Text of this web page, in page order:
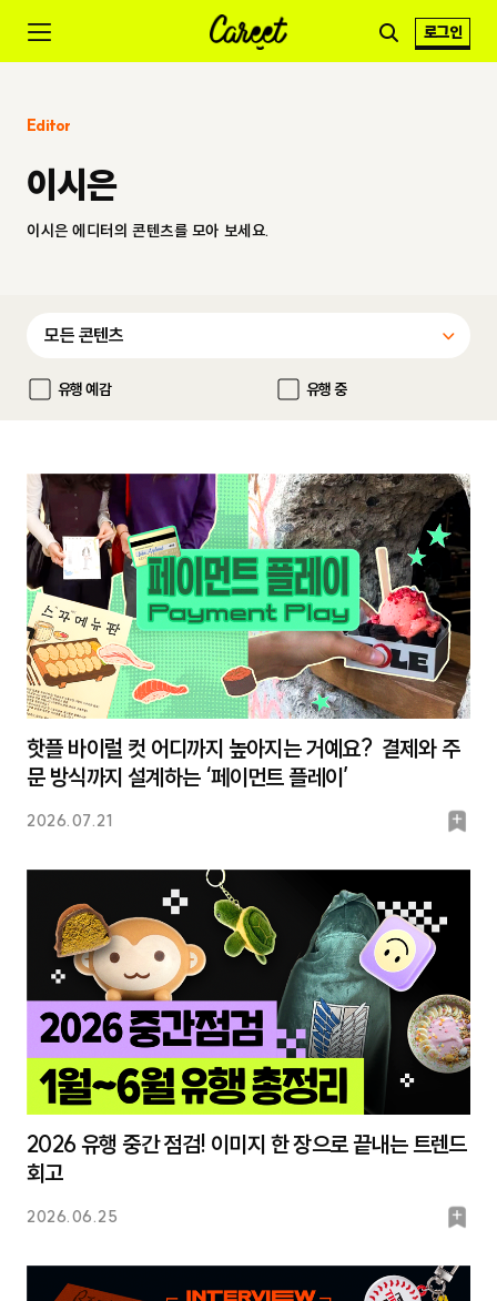
로그인
Editor
이시은
이시은 에디터의 콘텐츠를 모아 보세요.
유행 예감 유행 중
핫플 바이럴 컷 어디까지 높아지는 거예요? 결제와 주
문 방식까지 설계하는 ‘페이먼트 플레이’
2026.07.21
북
2026 유행 중간 점검! 이미지 한 장으로 끝내는 트렌드
회고
2026.06.25
북
크